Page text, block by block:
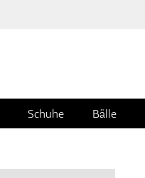
Schuhe Bälle